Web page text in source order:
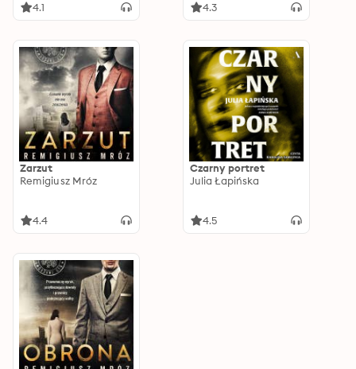
4.1 4.3
Zarzut
Remigiusz Mróz
4.4
Czarny portret
Julia Łapińska
4.5